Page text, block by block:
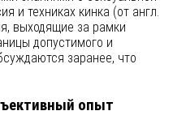
и техниках кинка (от англ.
выходящие за рамки
допустимого и
заранее, что
опыт